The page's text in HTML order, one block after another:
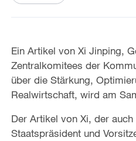
Ein Artikel von Xi Jinping,
Zentralkomitees der
über die Stärkung,
Realwirtschaft, wird am
Der Artikel von Xi, der
Staatspräsident und